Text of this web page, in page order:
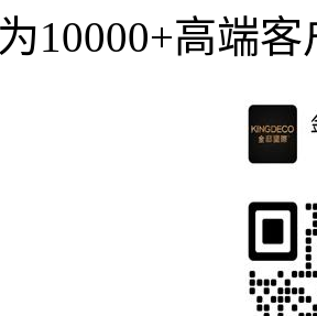
10000+高端